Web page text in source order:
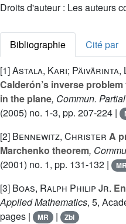
Droits d'auteur : Les auteurs
Bibliographie
Cité par
[1]Astala, Kari; Päivärinta,
Calderón’s inverse
in the plane, Commun.
(2005) no. 1-3, pp. 207-224 |
[2] Bennewitz, Christer A
Marchenko theorem,
(2001) no. 1, pp. 131-132 |
MR
[3] Boas, Ralph Philip Jr.
Applied Mathematics, 5,
pages |
MR | Zbl